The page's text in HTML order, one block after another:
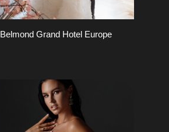
Belmond Grand Hotel Europe